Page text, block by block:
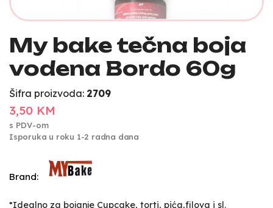
My bake tečna boja
vodena Bordo 60g
Šifra proizvoda: 2709
3,50 KM
s PDV-om
Isporuka u roku 1-2 radna dana
Brand:
*Idealno za bojanje Cupcake, torti, pića,filova i sl.